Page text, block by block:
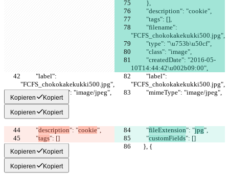
          },
          "description": "cookie",
          "tags": [],
"FCFS_chokokakekukki500.jpg",
          "type": "\u753b\u50cf",
          "class": "image",
10T14:44:42\u002b09:00",
"FCFS_chokokakekukki500.jpg",
"FCFS_chokokakekukki500.jpg",
          "mimeType": "image/jpeg",
          "mimeType": "image/jpeg",
Kopieren Kopiert
Kopieren Kopiert
          "
description": "cookie",
          "
fileExtension": "jpg",
          "
tags": []
          "
customFields": []
        }, {
        }, {
Kopieren Kopiert
Kopieren Kopiert